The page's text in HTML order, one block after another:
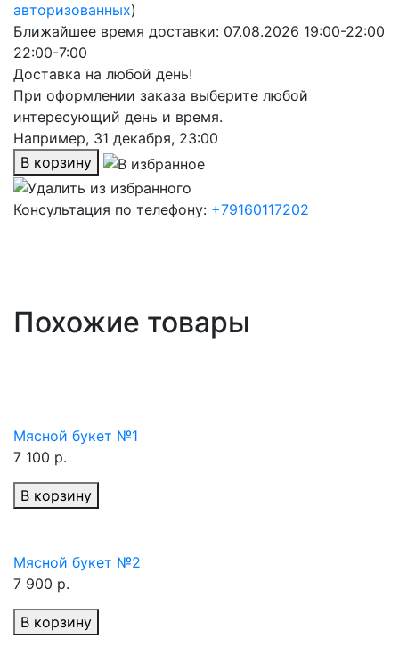
авторизованных)
Ближайшее время доставки: 07.08.2026 19:00-22:00
22:00-7:00
Доставка на любой день!
При оформлении заказа выберите любой
интересующий день и время.
Например, 31 декабря, 23:00
В корзину
Консультация по телефону: +79160117202
Похожие товары
Мясной букет №1
7 100 р.
В корзину
Мясной букет №2
7 900 р.
В корзину